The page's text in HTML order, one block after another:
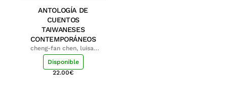
ANTOLOGÍA DE
CUENTOS
TAIWANESES
CONTEMPORÁNEOS
cheng-fan chen, luisa;
shu-ying chang, luisa
Disponible
22.00€